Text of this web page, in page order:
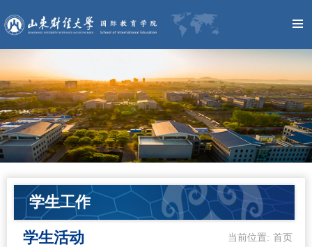
学生工作
学生活动 当前位置: 首页